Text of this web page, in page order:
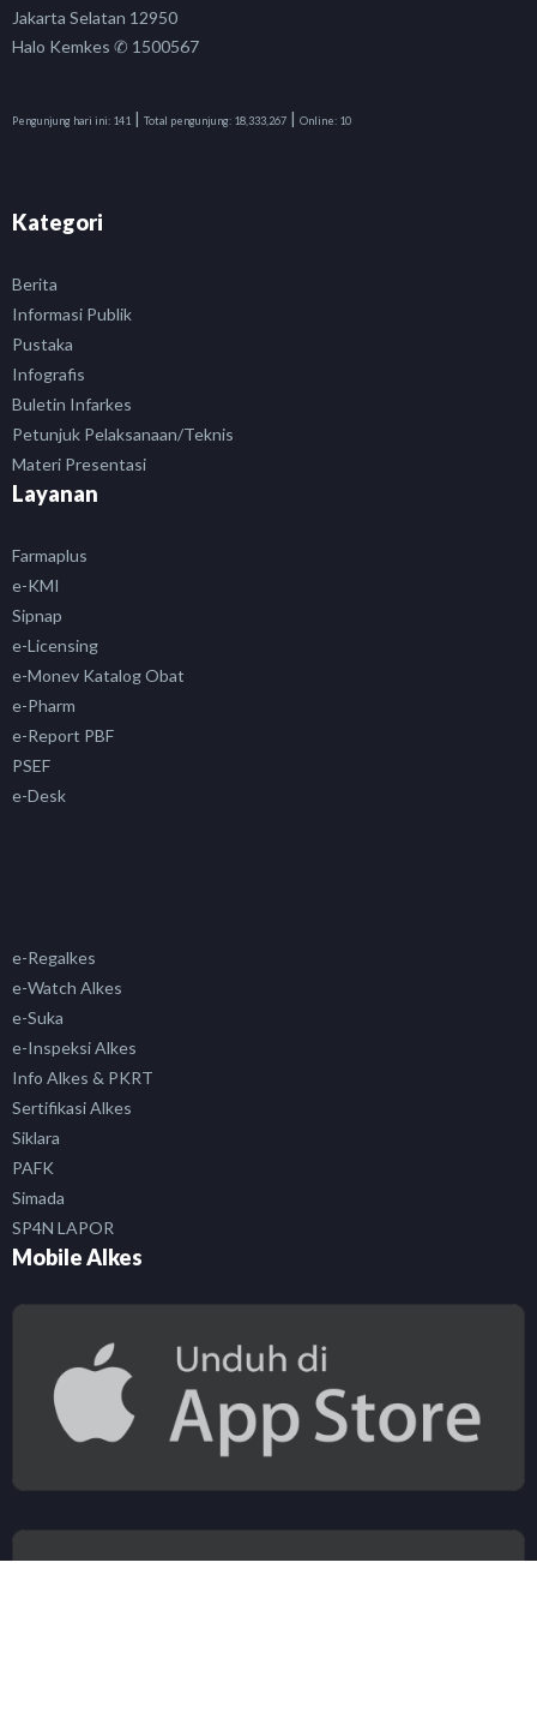
Jakarta Selatan 12950
Halo Kemkes ✆ 1500567
Pengunjung hari ini: 141 | Total pengunjung: 18,333,267 | Online: 10
Kategori
Berita
Informasi Publik
Pustaka
Infografis
Buletin Infarkes
Petunjuk Pelaksanaan/Teknis
Materi Presentasi
Layanan
Farmaplus
e-KMI
Sipnap
e-Licensing
e-Monev Katalog Obat
e-Pharm
e-Report PBF
PSEF
e-Desk
e-Regalkes
e-Watch Alkes
e-Suka
e-Inspeksi Alkes
Info Alkes & PKRT
Sertifikasi Alkes
Siklara
PAFK
Simada
SP4N LAPOR
Mobile Alkes